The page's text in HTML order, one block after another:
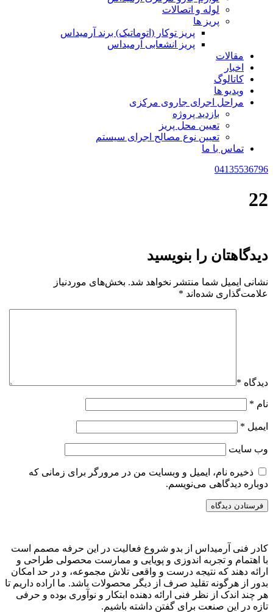
لوله و اتصالات
پریز ها
پریز توکار (اتوماتیک) برند آرمیداس
پریز انشعابی آرمیداس
مقالات
اخبار
کاتالوگ
ویدیو ها
مراحل اجرای جاروی مرکزی
بازدید پروژه
تعیین محل پریز
تعیین نوع مصالح اجرای سیستم
تماس با ما
04135536796
22
دیدگاهتان را بنویسید
نشانی ایمیل شما منتشر نخواهد شد. بخش‌های موردنیاز
علامت‌گذاری شده‌اند *
دیدگاه *
نام *
ایمیل *
وب‌ سایت
ذخیره نام، ایمیل و وبسایت من در مرورگر برای زمانی که
دوباره دیدگاهی می‌نویسم.
کادر فنی آرمیداس از بدو شروع فعالیت در این حرفه مصمم است
با اهتمام و تجربه اندوزی و پویایی و ممارست محصولی طراحی و
ارائه دهند که نتیجه درست و واقعی تلاش مجموعه، و در حد امکان
بدور از هرگونه تقلید صرف از دیگر محصولات باشد. ما اراده داریم تا
هر چند اندک از نظر فنی ارائه دهنده ابتکار و نوآوری بوده و حرفی
تازه در این صنعت برای گفتن داشته باشیم.